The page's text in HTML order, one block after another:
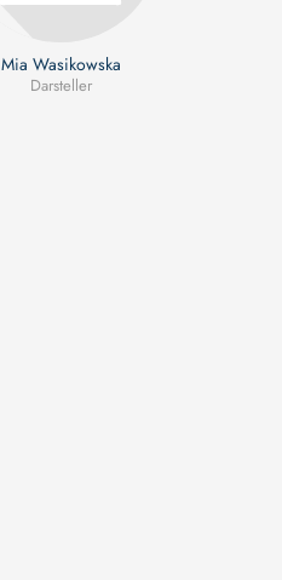
Mia Wasikowska
Darsteller